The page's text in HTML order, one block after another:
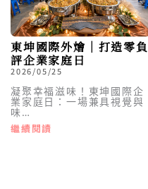
東坤國際外燴｜打造零負
評企業家庭日
2026/05/25
凝聚幸福滋味！東坤國際企
業家庭日：一場兼具視覺與
味…
繼續閱讀